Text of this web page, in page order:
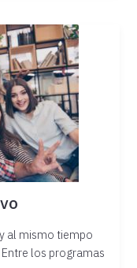
al mismo tiempo
los programas